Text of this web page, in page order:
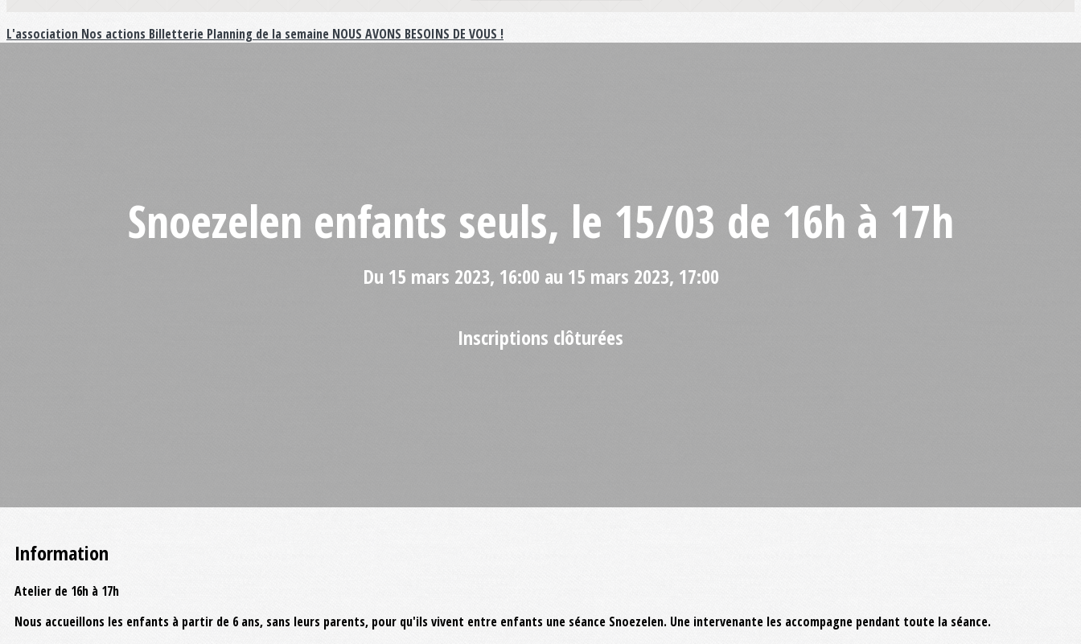
L'association Nos actions Billetterie Planning de la semaine NOUS AVONS BESOINS DE VOUS !
Snoezelen enfants seuls, le 15/03 de 16h à 17h
Du 15 mars 2023, 16:00 au 15 mars 2023, 17:00
Inscriptions clôturées
Information
Atelier de 16h à 17h
Nous accueillons les enfants à partir de 6 ans, sans leurs parents, pour qu'ils vivent entre enfants une séance Snoezelen. Une intervenante les accompagne pendant toute la séance.